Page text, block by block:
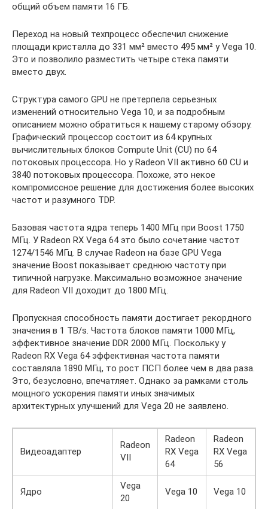
общий объем памяти 16 ГБ.
Переход на новый техпроцесс обеспечил снижение
площади кристалла до 331 мм² вместо 495 мм² у Vega 10.
Это и позволило разместить четыре стека памяти
вместо двух.
Структура самого GPU не претерпела серьезных
изменений относительно Vega 10, и за подробным
описанием можно обратиться к нашему старому обзору.
Графический процессор состоит из 64 крупных
вычислительных блоков Compute Unit (CU) по 64
потоковых процессора. Но у Radeon VII активно 60 CU и
3840 потоковых процессора. Похоже, это некое
компромиссное решение для достижения более высоких
частот и разумного TDP.
Базовая частота ядра теперь 1400 МГц при Boost 1750
МГц. У Radeon RX Vega 64 это было сочетание частот
1274/1546 МГц. В случае Radeon на базе GPU Vega
значение Boost показывает среднюю частоту при
типичной нагрузке. Максимально возможное значение
для Radeon VII доходит до 1800 МГц.
Пропускная способность памяти достигает рекордного
значения в 1 TB/s. Частота блоков памяти 1000 МГц,
эффективное значение DDR 2000 МГц. Поскольку у
Radeon RX Vega 64 эффективная частота памяти
составляла 1890 МГц, то рост ПСП более чем в два раза.
Это, безусловно, впечатляет. Однако за рамками столь
мощного ускорения памяти иных значимых
архитектурных улучшений для Vega 20 не заявлено.
Видеоадаптер
Radeon
VII
Radeon
RX Vega
64
Radeon
RX Vega
56
Ядро
Vega
20
Vega 10 Vega 10